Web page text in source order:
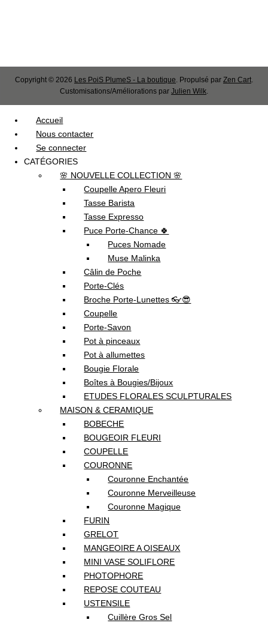
Copyright © 2026 Les PoiS PlumeS - La boutique. Propulsé par Zen Cart.
Customisations/Améliorations par Julien Wilk.
Accueil
Nous contacter
Se connecter
CATÉGORIES
🌸 NOUVELLE COLLECTION 🌸
Coupelle Apero Fleuri
Tasse Barista
Tasse Expresso
Puce Porte-Chance 🍀
Puces Nomade
Muse Malinka
Câlin de Poche
Porte-Clés
Broche Porte-Lunettes 👓😎
Coupelle
Porte-Savon
Pot à pinceaux
Pot à allumettes
Bougie Florale
Boîtes à Bougies/Bijoux
ETUDES FLORALES SCULPTURALES
MAISON & CERAMIQUE
BOBECHE
BOUGEOIR FLEURI
COUPELLE
COURONNE
Couronne Enchantée
Couronne Merveilleuse
Couronne Magique
FURIN
GRELOT
MANGEOIRE A OISEAUX
MINI VASE SOLIFLORE
PHOTOPHORE
REPOSE COUTEAU
USTENSILE
Cuillère Gros Sel